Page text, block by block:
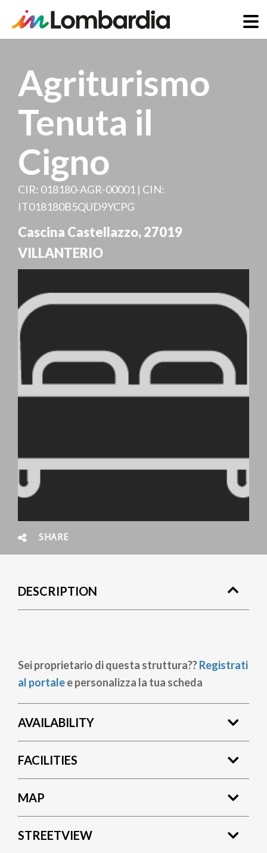
content
Agriturismo
Tenuta il
Cigno
CIR: 018180-AGR-00001 | CIN:
IT018180B5QUD9YCPG
Cascina Castellazzo,27019
VILLANTERIO
SHARE
DESCRIPTION
Sei proprietario di questa struttura??Registrati
al portalee personalizza la tua scheda
AVAILABILITY
FACILITIES
MAP
STREETVIEW